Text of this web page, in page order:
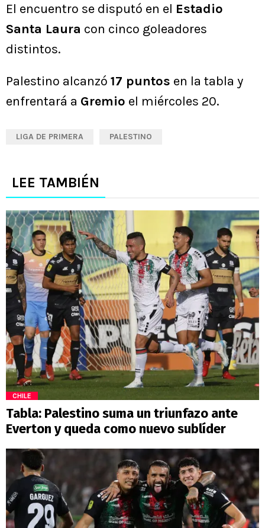
El encuentro se disputó en el Estadio
Santa Laura con cinco goleadores
distintos.
Palestino alcanzó 17 puntos en la tabla y
enfrentará a Gremio el miércoles 20.
LIGA DE PRIMERA PALESTINO
LEE TAMBIÉN
CHILE
Tabla: Palestino suma un triunfazo ante
Everton y queda como nuevo sublíder